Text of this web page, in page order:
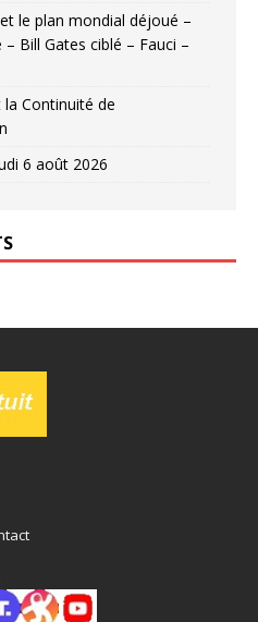
le plan mondial déjoué –
Bill Gates ciblé – Fauci –
Continuité de
6 août 2026